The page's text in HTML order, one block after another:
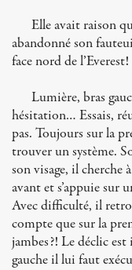
Elle avait raison
abandonné son
face nord de l’Everest!
Lumière, bras
hésitation… Essais,
pas. Toujours sur la
trouver un système.
son visage, il cherche
avant et s’appuie sur
Avec difficulté, il
compte que sur la
jambes?! Le déclic
gauche il lui faut